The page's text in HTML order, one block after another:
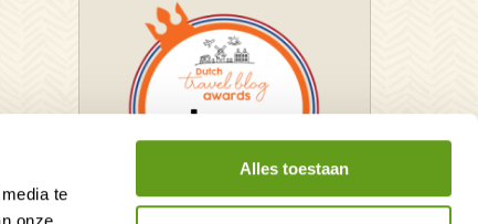
te
Alles toestaan